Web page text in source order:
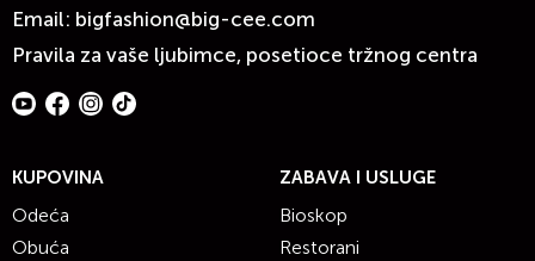
Email: bigfashion@big-cee.com
Pravila za vaše ljubimce, posetioce tržnog centra
KUPOVINA
Odeća
Obuća
ZABAVA I USLUGE
Bioskop
Restorani